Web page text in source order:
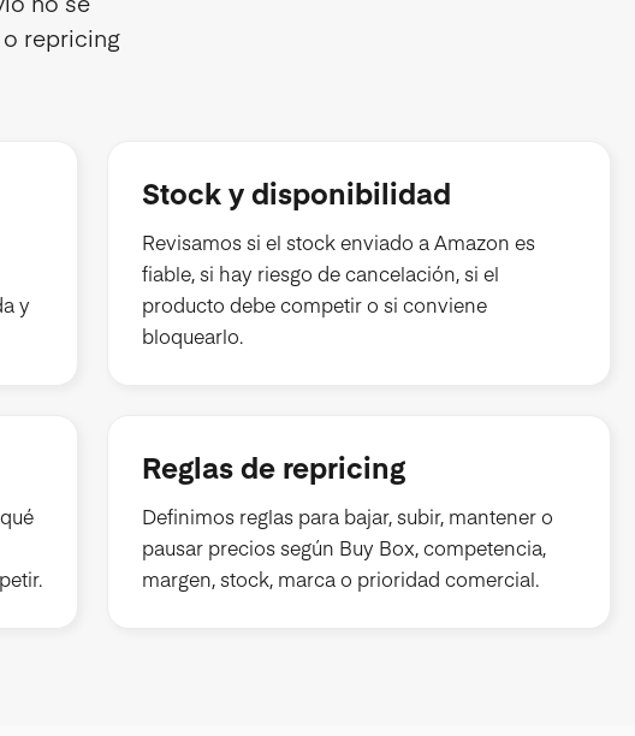
repricing
y
Stock y disponibilidad
Revisamos si el stock enviado a Amazon es
fiable, si hay riesgo de cancelación, si el
producto debe competir o si conviene
bloquearlo.
Reglas de repricing
Definimos reglas para bajar, subir, mantener o
pausar precios según Buy Box, competencia,
margen, stock, marca o prioridad comercial.